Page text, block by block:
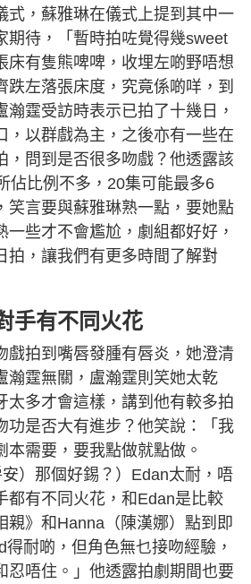
式，蘇雅琳在儀式上提到其中一
期待，「暫時拍咗覺得幾sweet
床有隻熊啤啤，收埋左啲野唔想
跌左落張床度，究竟係啲咩，到
瀚霆受訪時表示已拍了十幾日，
，以群戲為主，之後亦有一些在
，問到是否很多吻戲？他透露該
佔比例不多，20集可能最多6
笑言要與蘇雅琳熟一點，要她點
一些才不會尷尬，劇組都好好，
拍，讓我們有更多時間了解對
手有不同火花
戲拍到嘴唇發腫有唇炎，她澄清
瀚霆無關，盧瀚霆則笑她太乾
太多才會這樣，講到他有較多拍
功是否大有進步？他笑說：「我
本需要，要我點做就點做。
安）那個好錫？）Edan太耐，唔
都有不同火花，和Edan是比較
親》和Hanna（陳漢娜）點到即
得耐啲，但角色無乜接吻經驗，
忍唔住。」他透露拍劇期間也要